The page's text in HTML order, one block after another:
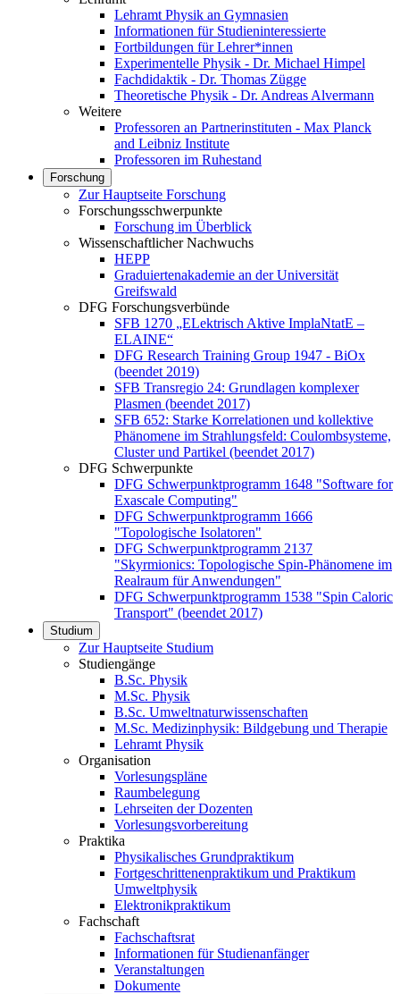
Lehramt Physik an Gymnasien
Informationen für Studieninteressierte
Fortbildungen für Lehrer*innen
Experimentelle Physik - Dr. Michael Himpel
Fachdidaktik - Dr. Thomas Zügge
Theoretische Physik - Dr. Andreas Alvermann
Weitere
Professoren an Partnerinstituten - Max Planck
and Leibniz Institute
Professoren im Ruhestand
Forschung
Zur Hauptseite Forschung
Forschungsschwerpunkte
Forschung im Überblick
Wissenschaftlicher Nachwuchs
HEPP
Graduiertenakademie an der Universität
Greifswald
DFG Forschungsverbünde
SFB 1270 „ELektrisch Aktive ImplaNtatE –
ELAINE“
DFG Research Training Group 1947 - BiOx
(beendet 2019)
SFB Transregio 24: Grundlagen komplexer
Plasmen (beendet 2017)
SFB 652: Starke Korrelationen und kollektive
Phänomene im Strahlungsfeld: Coulombsysteme,
Cluster und Partikel (beendet 2017)
DFG Schwerpunkte
DFG Schwerpunktprogramm 1648 "Software for
Exascale Computing"
DFG Schwerpunktprogramm 1666
"Topologische Isolatoren"
DFG Schwerpunktprogramm 2137
"Skyrmionics: Topologische Spin-Phänomene im
Realraum für Anwendungen"
DFG Schwerpunktprogramm 1538 "Spin Caloric
Transport" (beendet 2017)
Studium
Zur Hauptseite Studium
Studiengänge
B.Sc. Physik
M.Sc. Physik
B.Sc. Umweltnaturwissenschaften
M.Sc. Medizinphysik: Bildgebung und Therapie
Lehramt Physik
Organisation
Vorlesungspläne
Raumbelegung
Lehrseiten der Dozenten
Vorlesungsvorbereitung
Praktika
Physikalisches Grundpraktikum
Fortgeschrittenenpraktikum und Praktikum
Umweltphysik
Elektronikpraktikum
Fachschaft
Fachschaftsrat
Informationen für Studienanfänger
Veranstaltungen
Dokumente